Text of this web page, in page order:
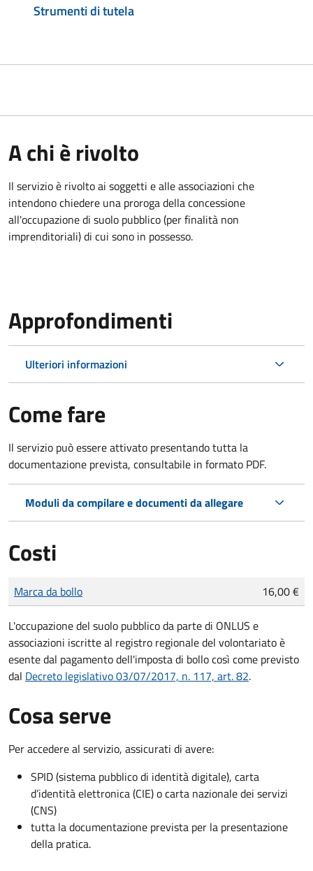
Strumenti di tutela
A chi è rivolto
Il servizio è rivolto ai soggetti e alle associazioni che
intendono chiedere una proroga della concessione
all'occupazione di suolo pubblico (per finalità non
imprenditoriali) di cui sono in possesso.
Approfondimenti
Ulteriori informazioni
Come fare
Il servizio può essere attivato presentando tutta la
documentazione prevista, consultabile in formato PDF.
Moduli da compilare e documenti da allegare
Costi
Tipo di pagamento
Importo
Marca da bollo 16,00 €
L'occupazione del suolo pubblico da parte di ONLUS e
associazioni iscritte al registro regionale del volontariato è
esente dal pagamento dell'imposta di bollo così come previsto
dal Decreto legislativo 03/07/2017, n. 117, art. 82.
Cosa serve
Per accedere al servizio, assicurati di avere:
SPID (sistema pubblico di identità digitale), carta
d’identità elettronica (CIE) o carta nazionale dei servizi
(CNS)
tutta la documentazione prevista per la presentazione
della pratica.